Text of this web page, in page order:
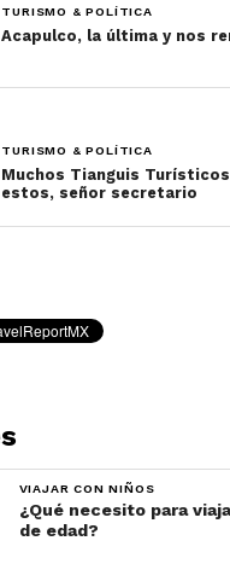
TURISMO & POLÍTICA
Acapulco, la última y nos
TURISMO & POLÍTICA
Muchos Tianguis
estos, señor secretario
VIAJAR CON NIÑOS
¿Qué necesito para
de edad?